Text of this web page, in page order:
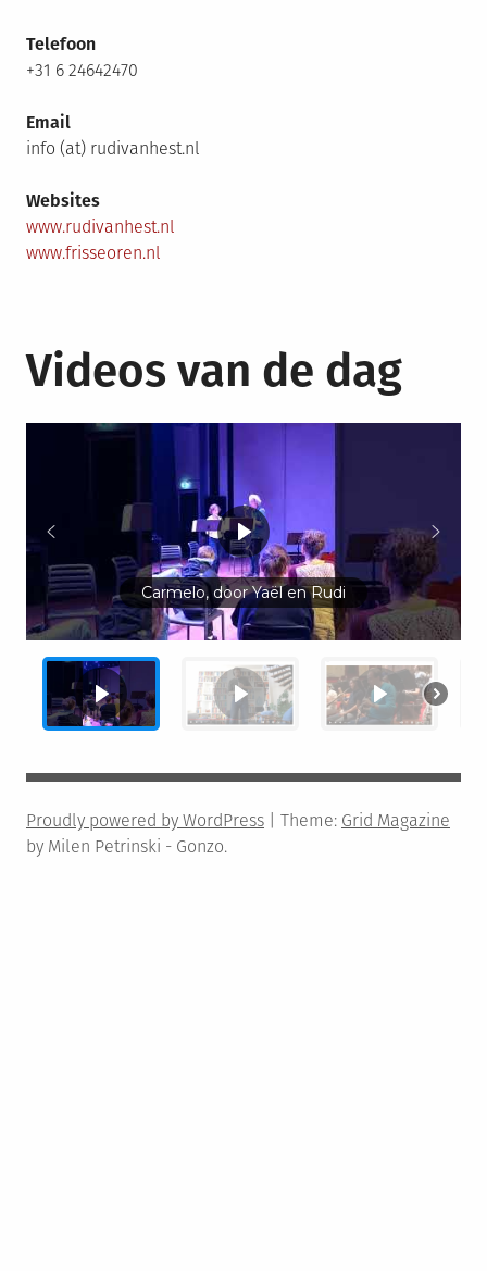
Telefoon
+31 6 24642470
Email
info (at) rudivanhest.nl
Websites
www.rudivanhest.nl
www.frisseoren.nl
Videos van de dag
Carmelo, door Yaël en Rudi
Proudly powered by WordPress Theme: Grid Magazine
by Milen Petrinski - Gonzo.